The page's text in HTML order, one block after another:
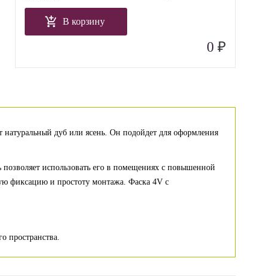
В корзину
0 ₽
дуб или ясень. Он подойдет для оформления
позволяет использовать его в помещениях с повышенной
фиксацию и простоту монтажа. Фаска 4V с
пространства.